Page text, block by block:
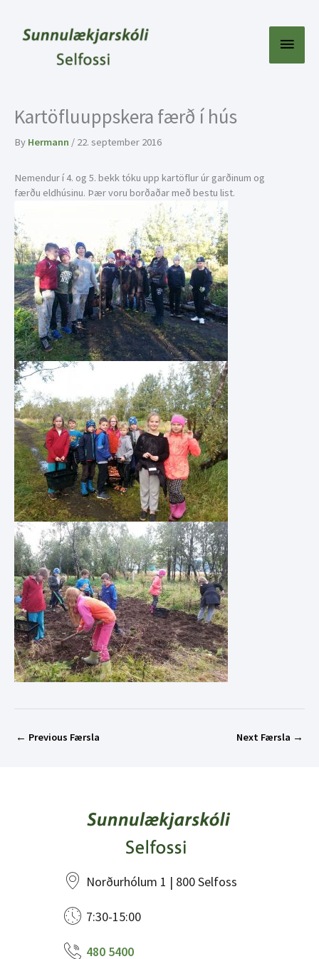
content
Main
Kartöfluuppskera færð í hús
By Hermann / 22. september 2016
Nemendur í 4. og 5. bekk tóku upp kartöflur úr garðinum og
færðu eldhúsinu. Þær voru borðaðar með bestu list.
← Previous Færsla Next Færsla →
Norðurhólum 1 | 800 Selfoss
7:30-15:00
480 5400